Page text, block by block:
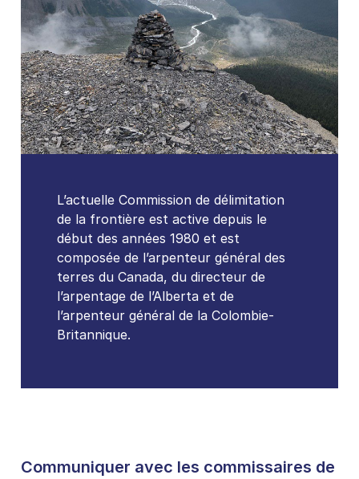
L’actuelle Commission de délimitation
de la frontière est active depuis le
début des années 1980 et est
composée de l’arpenteur général des
terres du Canada, du directeur de
l’arpentage de l’Alberta et de
l’arpenteur général de la Colombie-
Britannique.
Communiquer avec les commissaires de